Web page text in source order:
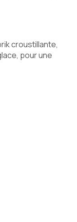
croustillante,
pour une